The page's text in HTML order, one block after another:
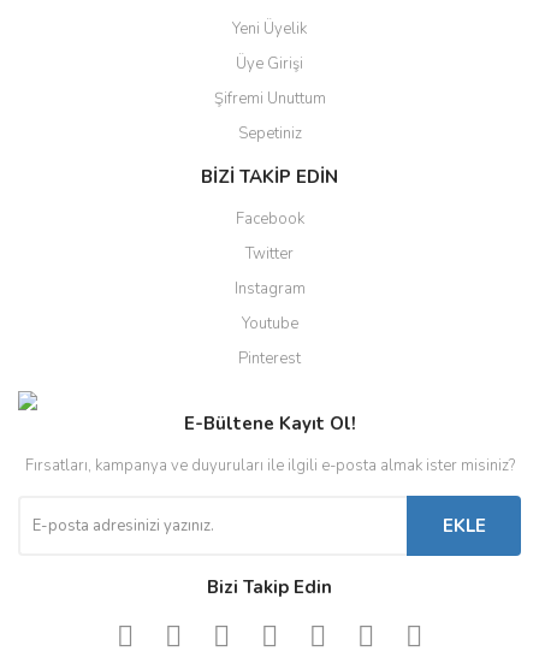
Yeni Üyelik
Üye Girişi
Şifremi Unuttum
Sepetiniz
BİZİ TAKİP EDİN
Facebook
Twitter
Instagram
Youtube
Pinterest
E-Bültene Kayıt Ol!
Fırsatları, kampanya ve duyuruları ile ilgili e-posta almak ister misiniz?
EKLE
Bizi Takip Edin